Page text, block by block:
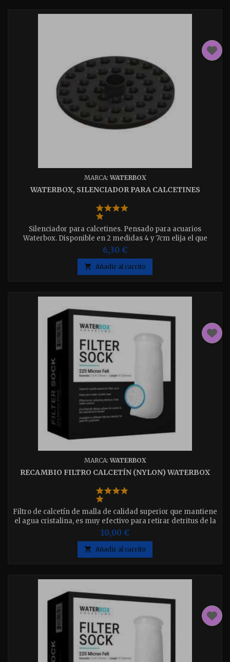
MARCA:WATERBOX
WATERBOX, SILENCIADOR PARA CALCETINES
Silenciador para calcetines. Pensado para acuarios
Waterbox. Disponible en 2 medidas 4 y 7cm elija el que
desee.
6,30 €
 Añadir al carrito
MARCA:WATERBOX
RECAMBIO FILTRO CALCETÍN (NYLON) WATERBOX
Filtro de calcetín de malla de calidad superior que mantiene
el agua cristalina, es muy efectivo para retirar detritus de la
columna de agua. Disponible en 2 medidas. Disponible en 3
medidas elija el que desee. Filtro Calcetin de Fieltro 7 cm.
(2,75") Filtro Calcetin de Fieltro 10 cm. (4") Filtro Calcetin de
Fieltro 18 cm. (7")
10,00 €
 Añadir al carrito